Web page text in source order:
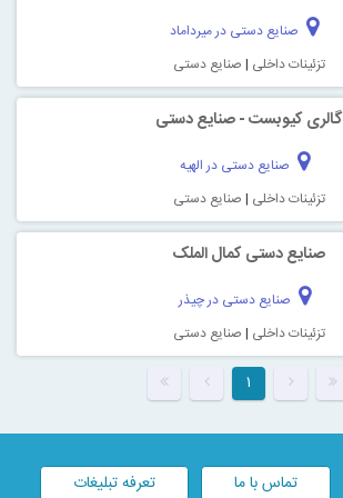
صنایع دستی در میرداماد
تزئینات داخلی | صنایع دستی
گالری کیوبست - صنایع دستی
صنایع دستی در الهیه
تزئینات داخلی | صنایع دستی
صنایع دستی کمال الملک
صنایع دستی در چیذر
تزئینات داخلی | صنایع دستی
۱
تماس با ما تعرفه تبلیغات